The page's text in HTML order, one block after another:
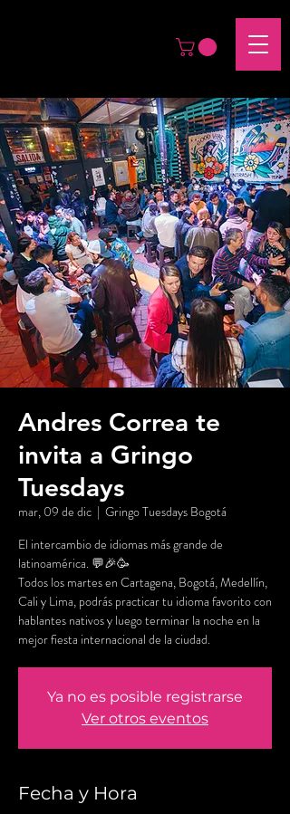
Andres Correa te
invita a Gringo
Tuesdays
mar, 09 de dic
  |
Gringo Tuesdays Bogotá
El intercambio de idiomas más grande de
latinoamérica. 💬🎉🥳
Todos los martes en Cartagena, Bogotá, Medellín,
Cali y Lima, podrás practicar tu idioma favorito con
hablantes nativos y luego terminar la noche en la
mejor fiesta internacional de la ciudad.
Ya no es posible registrarse
Ver otros eventos
Fecha y Hora